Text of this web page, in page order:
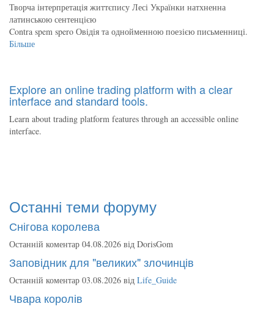
Творча інтерпретація життєпису Лесі Українки натхненна
латинською сентенцією
Contra spem spero Овідія та однойменною поезією письменниці.
Більше
Explore an online trading platform with a clear
interface and standard tools.
Learn about trading platform features through an accessible online
interface.
Останні теми форуму
Снігова королева
Останній коментар 04.08.2026 від DorisGom
Заповідник для "великих" злочинців
Останній коментар 03.08.2026 від Life_Guide
Чвара королів